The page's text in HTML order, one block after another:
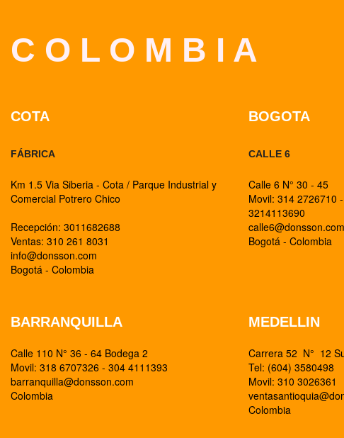
C O L O M B I A
COTA
FÁBRICA
Km 1.5 Via Siberia - Cota / Parque Industrial y
Comercial Potrero Chico
Recepción: 3011682688
Ventas: 310 261 8031
info@donsson.com
Bogotá - Colombia
BOGOTA
CALLE 6
Calle 6 N° 30 - 45
Movil: 314 2726710
3214113690
calle6@donsson.com
Bogotá - Colombia
BARRANQUILLA
Calle 110 N° 36 - 64 Bodega 2
Movil: 318 6707326 - 304 4111393
barranquilla@donsson.com
Colombia
MEDELLIN
Carrera 52 N° 12
Tel: (604) 3580498
Movil: 310 3026361
Colombia